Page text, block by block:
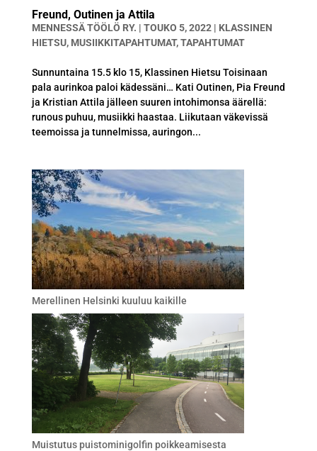
Freund, Outinen ja Attila
MENNESSÄTÖÖLÖ RY. | TOUKO 5, 2022| KLASSINEN
HIETSU, MUSIIKKITAPAHTUMAT,TAPAHTUMAT
Sunnuntaina 15.5 klo 15, Klassinen Hietsu Toisinaan
pala aurinkoa paloi kädessäni… Kati Outinen, Pia Freund
ja Kristian Attila jälleen suuren intohimonsa äärellä:
runous puhuu, musiikki haastaa. Liikutaan väkevissä
teemoissa ja tunnelmissa, auringon...
Merellinen Helsinki kuuluu kaikille
Muistutus puistominigolfin poikkeamisesta